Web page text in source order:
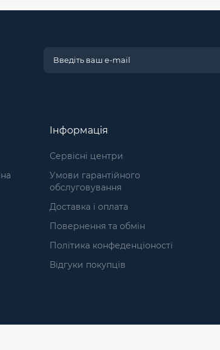
Інформація
Сервісні центри
Умови гарантійного
обслуговування
Доставка і оплата
Повернення та обмін
Політика конфеденціоності
Відгуки покупців